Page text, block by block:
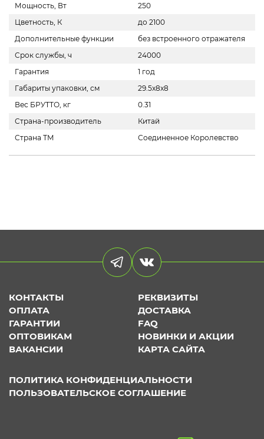
Мощность, Вт
250
Цветность, К
до 2100
Дополнительные функции
без встроенного отражателя
Срок службы, ч
24000
Гарантия
1 год
Габариты упаковки, см
29.5x8x8
Вес БРУТТО, кг
0.31
Страна-производитель
Китай
Страна ТМ
Соединенное Королевство
КОНТАКТЫ
РЕКВИЗИТЫ
ОПЛАТА
ДОСТАВКА
ГАРАНТИИ
FAQ
ОПТОВИКАМ
НОВИНКИ И АКЦИИ
ВАКАНСИИ
КАРТА САЙТА
ПОЛИТИКА КОНФИДЕНЦИАЛЬНОСТИ
ПОЛЬЗОВАТЕЛЬСКОЕ СОГЛАШЕНИЕ